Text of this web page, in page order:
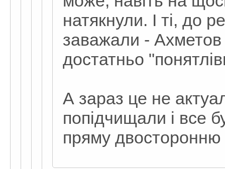
натякнули. І ті, до
заважали - Ахметов
достатньо
А зараз це не
попідчищали і все
пряму двосторонню